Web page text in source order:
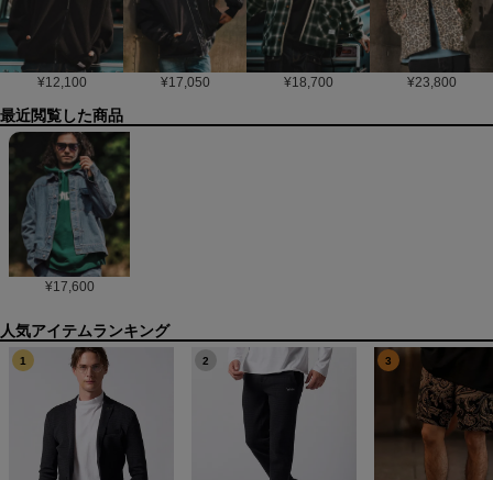
¥12,100 ¥17,050 ¥18,700 ¥23,800
最近閲覧した商品
¥17,600
1 2 3